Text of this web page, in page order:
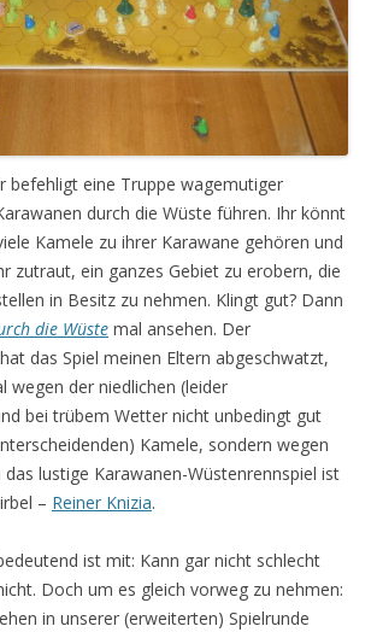
befehligt eine Truppe wagemutiger
durch die Wüste führen. Ihr könnt
Kamele zu ihrer Karawane gehören und
zutraut, ein ganzes Gebiet zu erobern, die
in Besitz zu nehmen. Klingt gut? Dann
die Wüste mal ansehen. Der
das Spiel meinen Eltern abgeschwatzt,
wegen der niedlichen (leider
bei trübem Wetter nicht unbedingt gut
Kamele, sondern wegen
lustige Karawanen-Wüstenrennspiel ist
– Reiner Knizia.
ist mit: Kann gar nicht schlecht
Doch um es gleich vorweg zu nehmen:
in unserer (erweiterten) Spielrunde